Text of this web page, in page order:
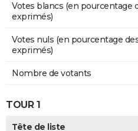
Votes blancs (en pourcentage
exprimés)
Votes nuls (en pourcentage
exprimés)
Nombre de votants
TOUR 1
Tête de liste